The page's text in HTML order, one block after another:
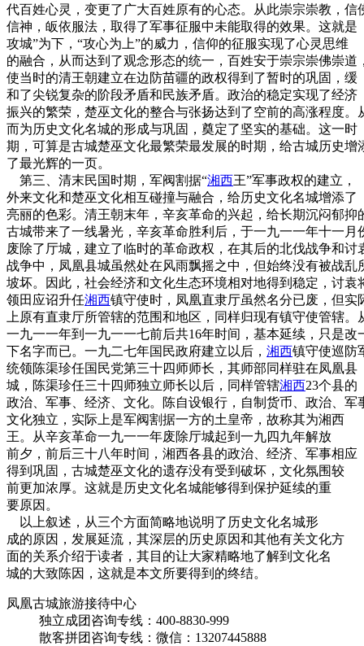
代百姓心灵，变更了广大百姓原有的心态。从此崇宗崇教，信
信神，皈依服法，取得了军事征服中未能取得的效果。这就是
攻城”为下，“攻心为上”的威力，信仰的征服实现了心灵思维
的融合，从而达到了观念形态的统一，百姓安于崇宗崇佛崇道，
使当时的清王朝建立在边防苗疆的政权得到了暂时的巩固，缓
和了尖锐复杂的阶段矛盾和民族矛盾。政治的稳定实现了经济
振兴的繁荣，楚巫文化的整合与张扬达到了空前的高涨程度。
而为历史文化名城的形成与巩固，奠定了坚实的基础。这一时
期，可算是古城楚巫文化最繁荣最发展的时期，给古城历史增
了最光辉的一页。
第三、清末民国时期，军阀割据“湘西王”军事政权的建立，
外来文化和楚巫文化相互碰撞与融合，给历史文化名城增添了
亮丽的色彩。清王朝末年，辛亥革命的兴起，给长期沉闷郁抑
古城带来了一线暑光，辛亥革命胜利后，于一九一一年十一月
废除了厅城，建立了临时的革命政权，在其后的北伐战争和讨
战争中，凤凰县城虽然处在风雨飘摇之中，但始终没有被战乱
坡坏。因此，社会经济和文化生态环境相对地得到稳定，讨袁
领田应诏升任湘西镇守使时，凤凰直隶厅虽然名分已废，但实
上原有直隶厅所管辖的范围和地区，同样归现有镇守使管辖。
一九一一年到一九一一七前后共16年时间，基本延续，只是改
下名字而已。一九二七年国民政府建立以后， 湘西镇守使巡防
统领陈渠珍任国民党第三十四师师长，其师部同样驻在凤凰县
城，陈渠珍任三十四师独立师长以后，同样管辖湘西23个县的
政治、军事、经济、文化。陈自设银行，自制货币、政治、军
文化独立，实际上是军阀割据一方的土皇帝，故称其为湘西
王。从辛亥革命一九一一年废除厅城起到一九四九年解放
前夕，前后三十八年时间，湘西各县的政治、经济、军事相应
得到巩固，古城楚巫文化的遗存没有受到破坏，文化氛围较
前更加浓厚。这就是历史文化名城能够得到保护延续的重
要原因。
以上叙述，从三个方面简略地说明了历史文化名城形
成的原因，发展延流，其深层的历史原因和其他有关文化方
面的关系介绍于读者，其目的让大家精略地了解到文化名
城的大致陈因，这就是本文所要得到的终结。
凤凰古城旅游接待中心
独立成团咨询专线：400-8830-999
散客拼团咨询专线：微信：13207445888